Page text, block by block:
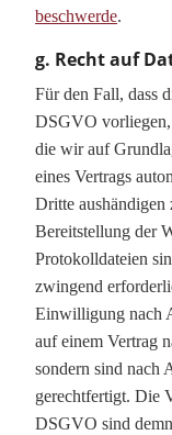
beschwerde.
g. Recht auf
Für den Fall, dass
DSGVO vorliegen,
die wir auf
eines Vertrags
Dritte aushändigen
Bereitstellung der
Protokolldateien
zwingend
Einwilligung nach
auf einem Vertrag
sondern sind nach
gerechtfertigt. Die
DSGVO sind